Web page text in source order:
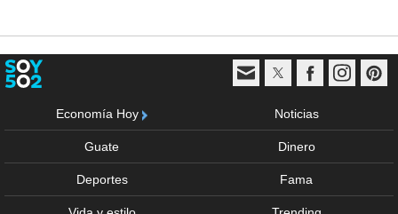
Economía Hoy Noticias
Guate Dinero
Deportes Fama